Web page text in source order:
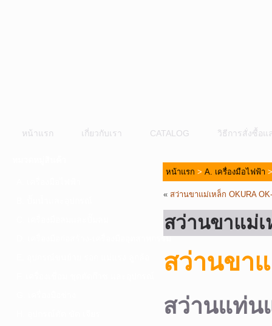
หน้าแรก เกี่ยวกับเรา CATALOG วิธีการสั่งซื้อแ
D. เครื่องมือก่อสร้าง-เครื่องมืออุตสาหกรรม
หน้าแรก > A. เครื่องมือไฟฟ้า
« สว่านขาแม่เหล็ก OKURA
สว่านขาแม่เ
สว่านขา
สว่านแท่น